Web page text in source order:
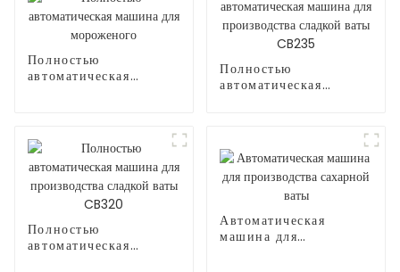
Полностью
автоматическая
Полностью
автоматическая
Полностью
автоматическая
Автоматическая
машина для